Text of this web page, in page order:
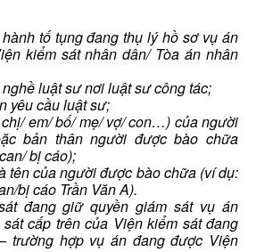
tố tụng đang thụ lý hồ sơ vụ án
kiểm sát nhân dân/ Tòa án nhân
luật sư nơi luật sư công tác;
yêu cầu luật sư;
em/ bố/ mẹ/ vợ/ con…) của người
bản thân người được bào chữa
bị cáo);
tên của người được bào chữa (ví dụ:
bị cáo Trần Văn A).
đang giữ quyền giám sát vụ án
cấp trên của Viện kiểm sát đang
trường hợp vụ án đang được Viện